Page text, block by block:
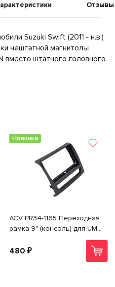
Отзывы
Suzuki Swift (2011 - н.в.)
нештатной магнитолы
вместо штатного головного
Новинка
ACV PR34-1165 Переходная
рамка 9" (консоль) для UMS
Sollers Atlant 2022+; MAZ
(МАЗ) esc; JAC SunRay
480 ₽